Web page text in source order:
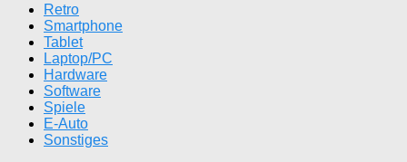
Retro
Smartphone
Tablet
Laptop/PC
Hardware
Software
Spiele
E-Auto
Sonstiges